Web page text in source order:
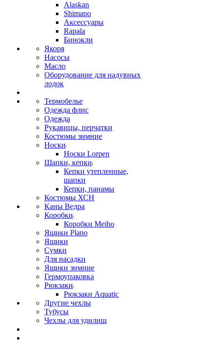
Alaskan
Shimano
Аксессуары
Rapala
Бинокли
Якоря
Насосы
Масло
Оборудование для надувных
лодок
Термобелье
Одежда флис
Одежда
Рукавицы, перчатки
Костюмы зимние
Носки
Носки Lorpen
Шапки, кепки
Кепки утепленные,
шапки
Кепки, панамы
Костюмы ХСН
Каны Ведра
Коробки
Коробки Meiho
Ящики Plano
Ящики
Сумки
Для насадки
Ящики зимние
Гермоупаковка
Рюкзаки
Рюкзаки Aquatic
Другие чехлы
Тубусы
Чехлы для удилищ